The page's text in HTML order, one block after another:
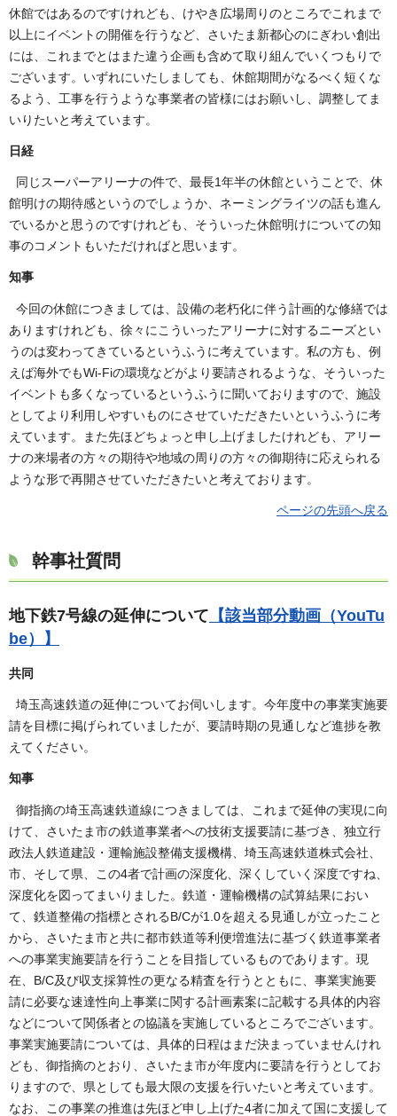
休館ではあるのですけれども、けやき広場周りのところでこれまで
以上にイベントの開催を行うなど、さいたま新都心のにぎわい創出
には、これまでとはまた違う企画も含めて取り組んでいくつもりで
ございます。いずれにいたしましても、休館期間がなるべく短くな
るよう、工事を行うような事業者の皆様にはお願いし、調整してま
いりたいと考えています。
日経
同じスーパーアリーナの件で、最長1年半の休館ということで、休
館明けの期待感というのでしょうか、ネーミングライツの話も進ん
でいるかと思うのですけれども、そういった休館明けについての知
事のコメントもいただければと思います。
知事
今回の休館につきましては、設備の老朽化に伴う計画的な修繕では
ありますけれども、徐々にこういったアリーナに対するニーズとい
うのは変わってきているというふうに考えています。私の方も、例
えば海外でもWi-Fiの環境などがより要請されるような、そういった
イベントも多くなっているというふうに聞いておりますので、施設
としてより利用しやすいものにさせていただきたいというふうに考
えています。また先ほどちょっと申し上げましたけれども、アリー
ナの来場者の方々の期待や地域の周りの方々の御期待に応えられる
ような形で再開させていただきたいと考えております。
ページの先頭へ戻る
幹事社質問
地下鉄7号線の延伸について 【該当部分動画（YouTu
be）】
共同
埼玉高速鉄道の延伸についてお伺いします。今年度中の事業実施要
請を目標に掲げられていましたが、要請時期の見通しなど進捗を教
えてください。
知事
御指摘の埼玉高速鉄道線につきましては、これまで延伸の実現に向
けて、さいたま市の鉄道事業者への技術支援要請に基づき、独立行
政法人鉄道建設・運輸施設整備支援機構、埼玉高速鉄道株式会社、
市、そして県、この4者で計画の深度化、深くしていく深度ですね、
深度化を図ってまいりました。鉄道・運輸機構の試算結果におい
て、鉄道整備の指標とされるB/Cが1.0を超える見通しが立ったこと
から、さいたま市と共に都市鉄道等利便増進法に基づく鉄道事業者
への事業実施要請を行うことを目指しているものであります。現
在、B/C及び収支採算性の更なる精査を行うとともに、事業実施要
請に必要な速達性向上事業に関する計画素案に記載する具体的内容
などについて関係者との協議を実施しているところでございます。
事業実施要請については、具体的日程はまだ決まっていませんけれ
ども、御指摘のとおり、さいたま市が年度内に要請を行うとしてお
りますので、県としても最大限の支援を行いたいと考えています。
なお、この事業の推進は先ほど申し上げた4者に加えて国に支援して